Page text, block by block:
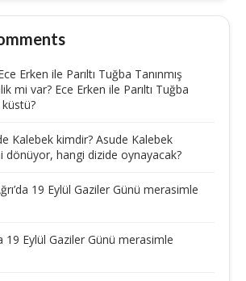
Erken ile Parıltı Tuğba Tanınmış
mi var? Ece Erken ile Parıltı Tuğba
küstü?
Kalebek kimdir? Asude Kalebek
dönüyor, hangi dizide oynayacak?
19 Eylül Gaziler Günü merasimle
19 Eylül Gaziler Günü merasimle